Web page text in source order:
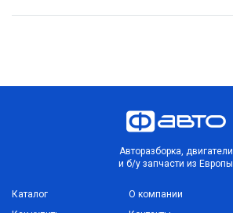
Авторазборка, двигатели
и б/у запчасти из Европы
Каталог
О компании